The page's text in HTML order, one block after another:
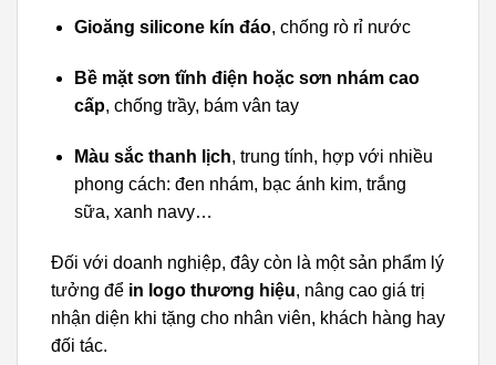
Gioăng silicone kín đáo, chống rò rỉ nước
Bề mặt sơn tĩnh điện hoặc sơn nhám cao
cấp, chống trầy, bám vân tay
Màu sắc thanh lịch, trung tính, hợp với nhiều
phong cách: đen nhám, bạc ánh kim, trắng
sữa, xanh navy…
Đối với doanh nghiệp, đây còn là một sản phẩm lý
tưởng để in logo thương hiệu, nâng cao giá trị
nhận diện khi tặng cho nhân viên, khách hàng hay
đối tác.